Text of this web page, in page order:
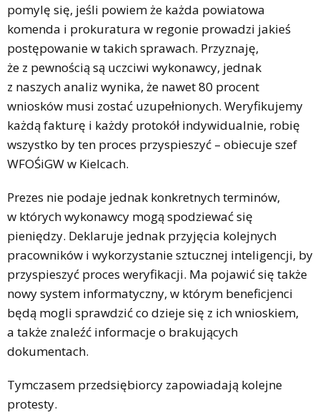
pomylę się, jeśli powiem że każda powiatowa
komenda i prokuratura w regonie prowadzi jakieś
postępowanie w takich sprawach. Przyznaję,
że z pewnością są uczciwi wykonawcy, jednak
z naszych analiz wynika, że nawet 80 procent
wniosków musi zostać uzupełnionych. Weryfikujemy
każdą fakturę i każdy protokół indywidualnie, robię
wszystko by ten proces przyspieszyć – obiecuje szef
WFOŚiGW w Kielcach.
Prezes nie podaje jednak konkretnych terminów,
w których wykonawcy mogą spodziewać się
pieniędzy. Deklaruje jednak przyjęcia kolejnych
pracowników i wykorzystanie sztucznej inteligencji, by
przyspieszyć proces weryfikacji. Ma pojawić się także
nowy system informatyczny, w którym beneficjenci
będą mogli sprawdzić co dzieje się z ich wnioskiem,
a także znaleźć informacje o brakujących
dokumentach.
Tymczasem przedsiębiorcy zapowiadają kolejne
protesty.